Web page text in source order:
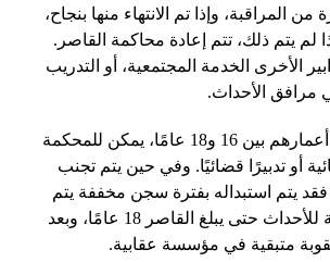
المراقبة، وإذا تم الانتهاء منها بنجاح،
لم يتم ذلك، تتم إعادة محاكمة القاصر.
الأخرى الخدمة المجتمعية، أو التدريب
مرافق الأحداث.
بالنسبة لمن تتراوح أعمارهم بين 16 و18 عامًا، يمكن للمحكمة
أو تدبيرًا قضائيًا. وفي حين يتم تجنب
يتم استبداله بفترة سجن مخففة يتم
قضاؤها في مؤسسة للأحداث حتى يبلغ القاصر 18 عامًا، وبعد
متبقية في مؤسسة عقابية.